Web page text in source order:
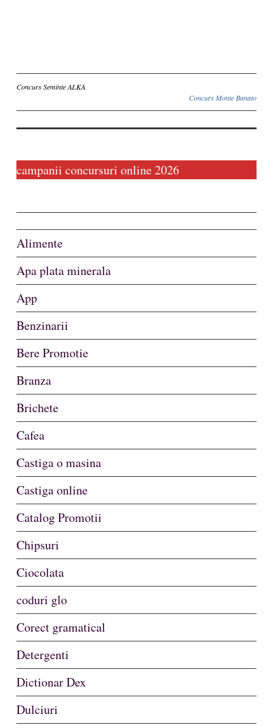
Inscriere
Concurs Seminte ALKA
Concurs Monte Banato
campanii concursuri online 2026
Alimente
Apa plata minerala
App
Benzinarii
Bere Promotie
Branza
Brichete
Cafea
Castiga o masina
Castiga online
Catalog Promotii
Chipsuri
Ciocolata
coduri glo
Corect gramatical
Detergenti
Dictionar Dex
Dulciuri